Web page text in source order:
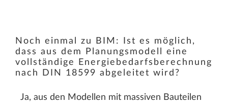
Noch einmal zu BIM: Ist es möglich,
dass aus dem Planungsmodell eine
vollständige Energiebedarfsberechnung
nach DIN 18599 abgeleitet wird?
Ja, aus den Modellen mit massiven Bauteilen